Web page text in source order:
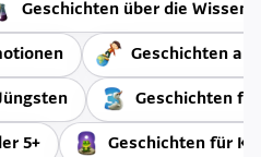
Geschichten über die
Geschichten
Geschichten
5+ Geschichten für